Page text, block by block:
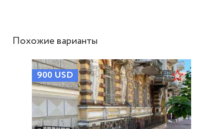
Похожие варианты
900 USD